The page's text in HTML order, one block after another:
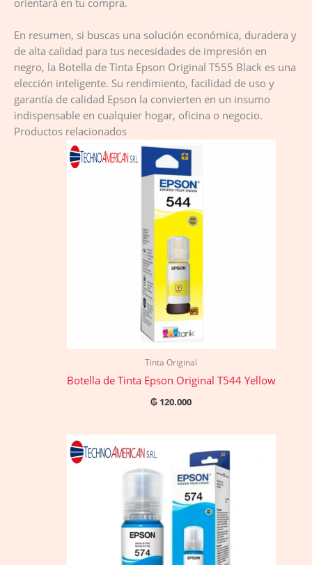
En resumen, si buscas una solución económica, duradera y
de alta calidad para tus necesidades de impresión en
negro, la Botella de Tinta Epson Original T555 Black es una
elección inteligente. Su rendimiento, facilidad de uso y
garantía de calidad Epson la convierten en un insumo
indispensable en cualquier hogar, oficina o negocio.
Productos relacionados
Tinta Original
Botella de Tinta Epson Original T544 Yellow
₲ 120.000